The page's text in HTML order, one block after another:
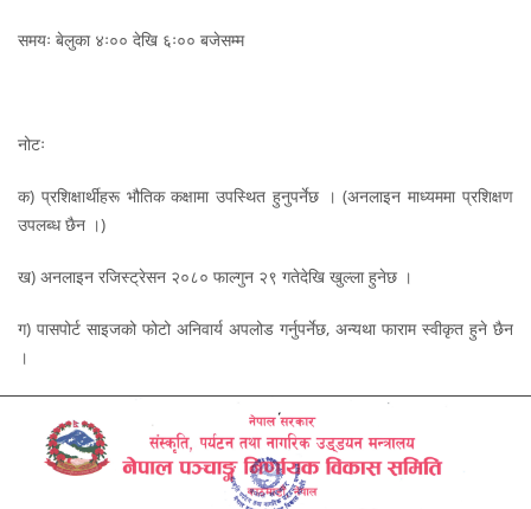
समयः बेलुका ४ः०० देखि ६ः०० बजेसम्म
नोटः
क) प्रशिक्षार्थीहरू भौतिक कक्षामा उपस्थित हुनुपर्नेछ । (अनलाइन माध्यममा प्रशिक्षण
उपलब्ध छैन ।)
ख) अनलाइन रजिस्ट्रेसन २०८० फाल्गुन २९ गतेदेखि खुल्ला हुनेछ ।
ग) पासपोर्ट साइजको फोटो अनिवार्य अपलोड गर्नुपर्नेछ, अन्यथा फाराम स्वीकृत हुने छैन
।